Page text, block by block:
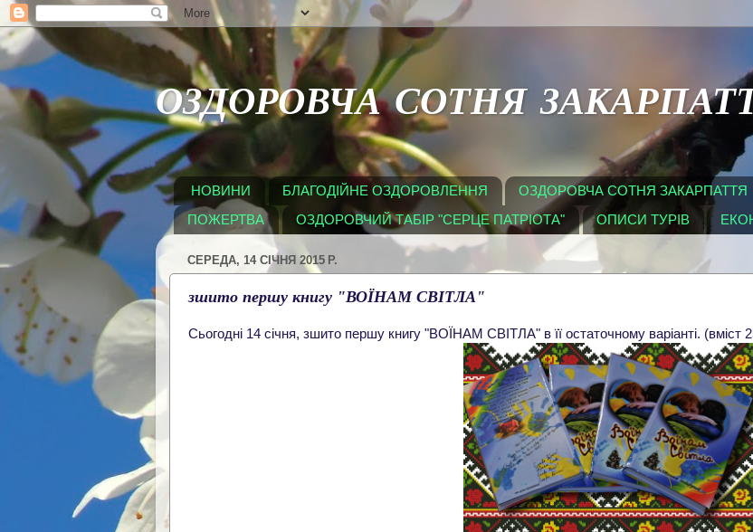
ОЗДОРОВЧА СОТНЯ
НОВИНИ БЛАГОДІЙНЕ ОЗДОРОВЛЕННЯ ОЗДОРОВЧА СОТНЯ ЗАКАРПАТТЯ
ПОЖЕРТВА
ОЗДОРОВЧИЙ ТАБІР "СЕРЦЕ ПАТРІОТА" ОПИСИ ТУРІВ
СЕРЕДА, 14 СІЧНЯ 2015 Р.
зшито першу книгу "ВОЇНАМ СВІТЛА"
Сьогодні 14 січня, зшито першу книгу "ВОЇНАМ СВІТЛА" в її остаточному варіанті. (вміст